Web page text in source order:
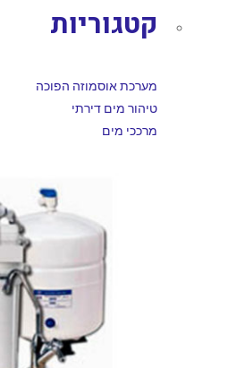
קטגוריות
מערכת אוסמוזה הפוכה
טיהור מים דירתי
מרככי מים